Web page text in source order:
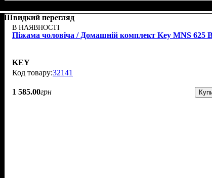
Швидкий перегляд
В НАЯВНОСТІ
Піжама чоловіча / Домашній комплект Key MNS 625
KEY
32141
1 585.00грн